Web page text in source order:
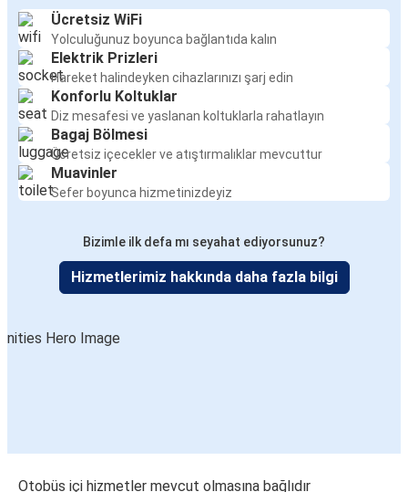
Ücretsiz WiFi
Yolculuğunuz boyunca bağlantıda kalın
Elektrik Prizleri
Hareket halindeyken cihazlarınızı şarj edin
Konforlu Koltuklar
Diz mesafesi ve yaslanan koltuklarla rahatlayın
Bagaj Bölmesi
Ücretsiz içecekler ve atıştırmalıklar mevcuttur
Muavinler
Sefer boyunca hizmetinizdeyiz
Bizimle ilk defa mı seyahat ediyorsunuz?
Hizmetlerimiz hakkında daha fazla bilgi
Otobüs içi hizmetler mevcut olmasına bağlıdır